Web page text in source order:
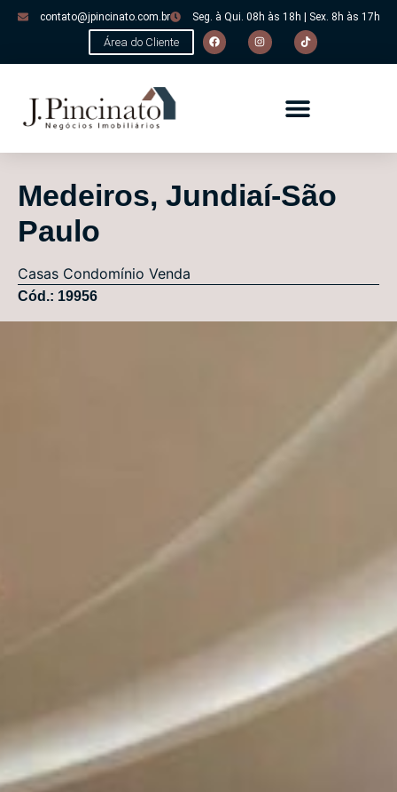
contato@jpincinato.com.br Seg. à Qui. 08h às 18h | Sex. 8h às 17h
Área do Cliente
Medeiros, Jundiaí-São
Paulo
Casas Condomínio Venda
Cód.: 19956